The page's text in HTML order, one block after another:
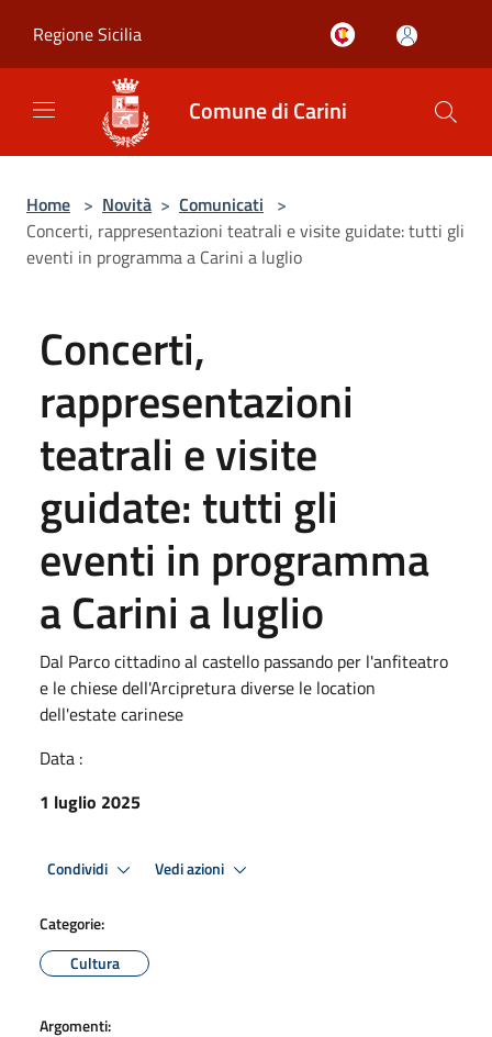
Regione Sicilia
Comune di Carini
Home > Novità > Comunicati >
Concerti, rappresentazioni teatrali e visite guidate: tutti gli
eventi in programma a Carini a luglio
Concerti,
rappresentazioni
teatrali e visite
guidate: tutti gli
eventi in programma
a Carini a luglio
Dal Parco cittadino al castello passando per l'anfiteatro
e le chiese dell'Arcipretura diverse le location
dell'estate carinese
Data :
1 luglio 2025
Condividi Vedi azioni
Categorie:
Cultura
Argomenti: